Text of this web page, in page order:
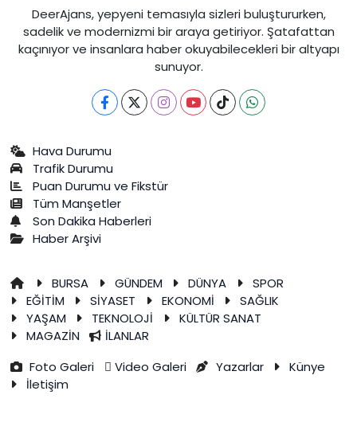
DeerAjans, yepyeni temasıyla sizleri buluştururken,
sadelik ve modernizmi bir araya getiriyor. Şatafattan
kaçınıyor ve insanlara haber okuyabilecekleri bir altyapı
sunuyor.
Hava Durumu
Trafik Durumu
Puan Durumu ve Fikstür
Tüm Manşetler
Son Dakika Haberleri
Haber Arşivi
BURSA GÜNDEM DÜNYA
SPOR
EĞİTİM
SİYASET EKONOMİ
SAĞLIK
YAŞAM
TEKNOLOJİ
KÜLTÜR SANAT
MAGAZİN
İLANLAR
Foto Galeri
Video Galeri Yazarlar
Künye
İletişim